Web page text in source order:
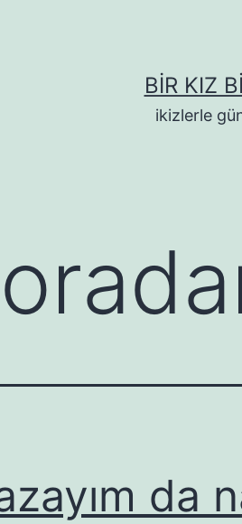
BIR KIZ
ikizlerle
da